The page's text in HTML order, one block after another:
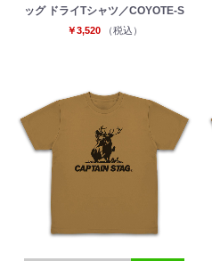
ッグ ドライTシャツ／COYOTE-S
￥3,520 （税込）